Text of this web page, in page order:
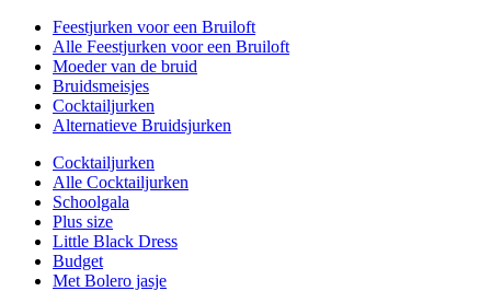
Feestjurken voor een Bruiloft
Alle Feestjurken voor een Bruiloft
Moeder van de bruid
Bruidsmeisjes
Cocktailjurken
Alternatieve Bruidsjurken
Cocktailjurken
Alle Cocktailjurken
Schoolgala
Plus size
Little Black Dress
Budget
Met Bolero jasje